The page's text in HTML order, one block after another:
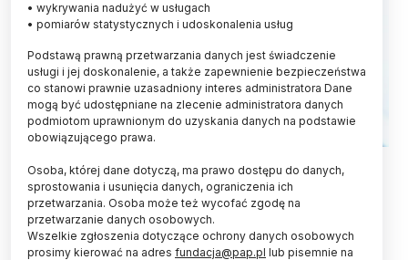
prac realizowanych w ramach projektu pierwszej elektrowni
jądrowej, 6 bm. w Ośrodku Kultury Morskiej w Gdańsku. Obiekt,
wstępnie datowany na okres od XV do XVII wieku, może –
zdaniem ekspertów –poszerzyć wiedzę na temat historii handlu
bałtyckiego w późnym średniowieczu i we wczesnej epoce
nowożytnej. PAP/Adam Warżawa
• wykrywania nadużyć w usługach
• pomiarów statystycznych i udoskonalenia usług
Podstawą prawną przetwarzania danych jest świadczenie
usługi i jej doskonalenie, a także zapewnienie bezpieczeństwa
co stanowi prawnie uzasadniony interes administratora Dane
mogą być udostępniane na zlecenie administratora danych
podmiotom uprawnionym do uzyskania danych na podstawie
obowiązującego prawa.
Osoba, której dane dotyczą, ma prawo dostępu do danych,
sprostowania i usunięcia danych, ograniczenia ich
przetwarzania. Osoba może też wycofać zgodę na
przetwarzanie danych osobowych.
Wszelkie zgłoszenia dotyczące ochrony danych osobowych
prosimy kierować na adres fundacja@pap.pl lub pisemnie na